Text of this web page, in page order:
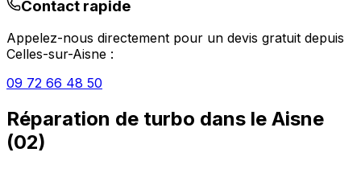
Contact rapide
Appelez-nous directement pour un devis gratuit depuis
Celles-sur-Aisne :
09 72 66 48 50
Réparation de turbo dans le Aisne
(02)